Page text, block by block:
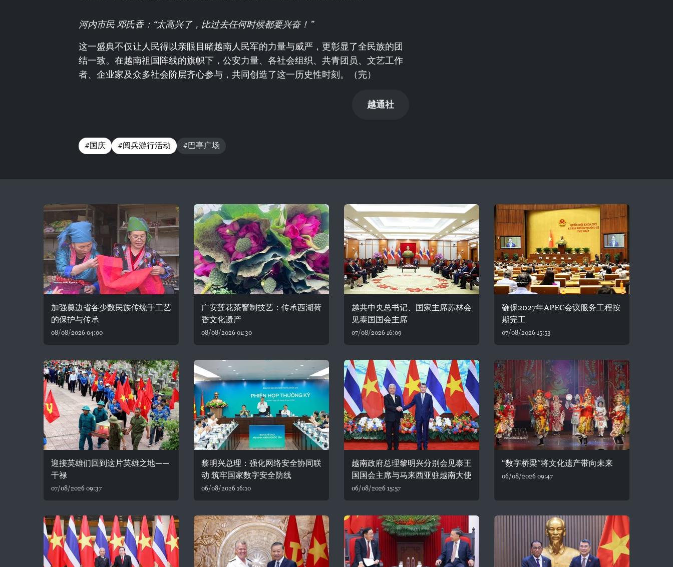
河内市民 邓氏香：“太高兴了，比过去任何时候都要兴奋！”
这一盛典不仅让人民得以亲眼目睹越南人民军的力量与威严，更彰显了全民族的团
结一致。在越南祖国阵线的旗帜下，公安力量、各社会组织、共青团员、文艺工作
者、企业家及众多社会阶层齐心参与，共同创造了这一历史性时刻。（完）
越通社
#国庆 #阅兵游行活动 #巴亭广场
加强奠边省各少数民族传统手工艺
的保护与传承
08/08/2026 04:00
广安莲花茶窨制技艺：传承西湖荷
香文化遗产
08/08/2026 01:30
越共中央总书记、国家主席苏林会
见泰国国会主席
07/08/2026 16:09
确保2027年APEC会议服务工程按
期完工
07/08/2026 15:53
迎接英雄们回到这片英雄之地——
干禄
07/08/2026 09:37
黎明兴总理：强化网络安全协同联
动 筑牢国家数字安全防线
06/08/2026 16:10
越南政府总理黎明兴分别会见泰王
国国会主席与马来西亚驻越南大使
06/08/2026 15:57
“数字桥梁”将文化遗产带向未来
06/08/2026 09:47